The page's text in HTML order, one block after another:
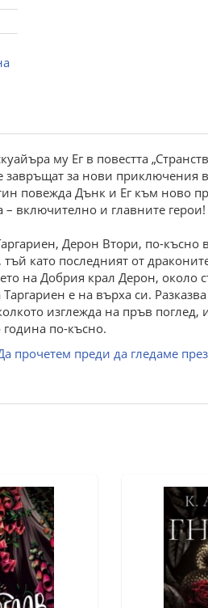
му Ег в повестта
завръщат за нови приключения
повежда Дънк и Ег към ново
– включително и главните герои!
Дерон Втори, по-
като последният от
на Добрия крал Дерон, около
е на върха си. Разказва
изглежда на пръв поглед,
по-късно.
прочетем преди да гледаме